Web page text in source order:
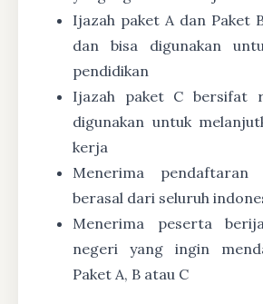
Ijazah paket A dan Paket
dan bisa digunakan
pendidikan
Ijazah paket C bersifat
digunakan untuk
kerja
Menerima
berasal dari seluruh
Menerima peserta
negeri yang ingin
Paket A, B atau C